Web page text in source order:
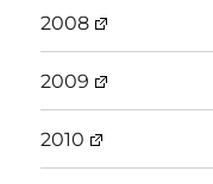
2008
2009
2010